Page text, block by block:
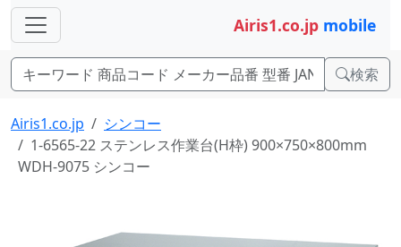
Airis1.co.jp mobile
検索
Airis1.co.jp
シンコー
1-6565-22 ステンレス作業台(H枠) 900×750×800mm
WDH-9075 シンコー